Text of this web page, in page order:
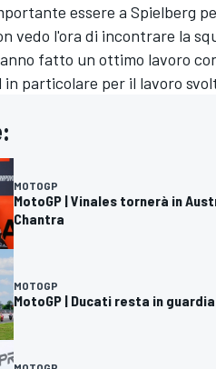
essere a Spielberg
vedo l'ora di incontrare la
fatto un ottimo lavoro
particolare per il lavoro
MOTOGP
MotoGP | Vinales tornerà in
Chantra
MOTOGP
MotoGP | Ducati resta in